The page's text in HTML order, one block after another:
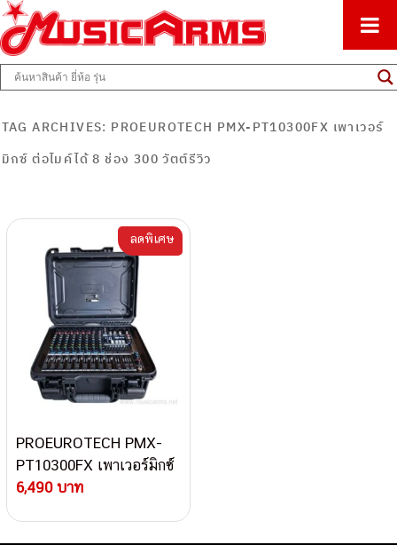
Music Arms
ศูนย์รวมครื่องดนตรีทุกชนิด ตั้งแต่เริ่มต้นถึงมืออาชีพ
TAG ARCHIVES: PROEUROTECH PMX-PT10300FX เพาเวอร์
มิกซ์ ต่อไมค์ได้ 8 ช่อง 300 วัตต์รีวิว
PROEUROTECH PMX-
PT10300FX เพาเวอร์มิกซ์
ต่อไมค์ได้ 8 ช่อง 300 วัตต์
6,490 บาท
ลดพิเศษ